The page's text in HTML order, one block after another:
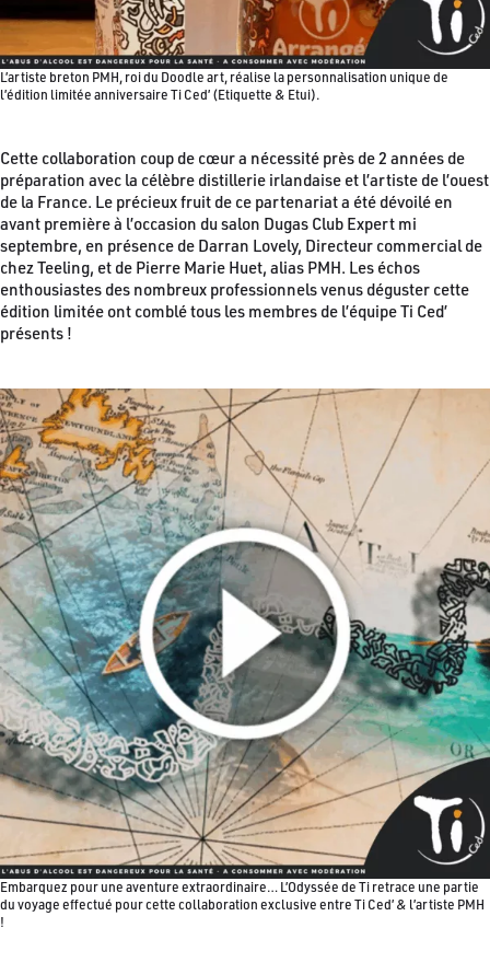
L’artiste breton PMH, roi du Doodle art, réalise la personnalisation unique de
l’édition limitée anniversaire Ti Ced’ (Etiquette & Etui).
Cette collaboration coup de cœur a nécessité près de 2 années de
préparation avec la célèbre distillerie irlandaise et l’artiste de l’ouest
de la France. Le précieux fruit de ce partenariat a été dévoilé en
avant première à l’occasion du salon Dugas Club Expert mi
septembre, en présence de Darran Lovely, Directeur commercial de
chez Teeling, et de Pierre Marie Huet, alias PMH. Les échos
enthousiastes des nombreux professionnels venus déguster cette
édition limitée ont comblé tous les membres de l’équipe Ti Ced’
présents !
Embarquez pour une aventure extraordinaire… L’Odyssée de Ti retrace une partie
du voyage effectué pour cette collaboration exclusive entre Ti Ced’​ & l’artiste PMH
!